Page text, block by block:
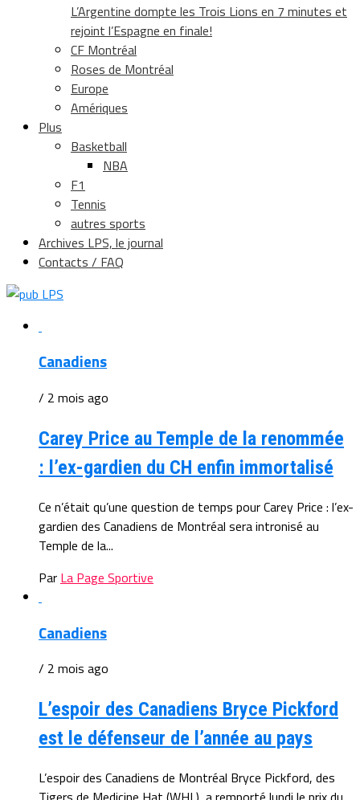
L’Argentine dompte les Trois Lions en 7 minutes et
rejoint l’Espagne en finale!
CF Montréal
Roses de Montréal
Europe
Amériques
Plus
Basketball
NBA
F1
Tennis
autres sports
Archives LPS, le journal
Contacts / FAQ
Canadiens
/ 2 mois ago
Carey Price au Temple de la renommée
: l’ex-gardien du CH enfin immortalisé
Ce n’était qu’une question de temps pour Carey Price : l’ex-
gardien des Canadiens de Montréal sera intronisé au
Temple de la...
Par La Page Sportive
Canadiens
/ 2 mois ago
L’espoir des Canadiens Bryce Pickford
est le défenseur de l’année au pays
L’espoir des Canadiens de Montréal Bryce Pickford, des